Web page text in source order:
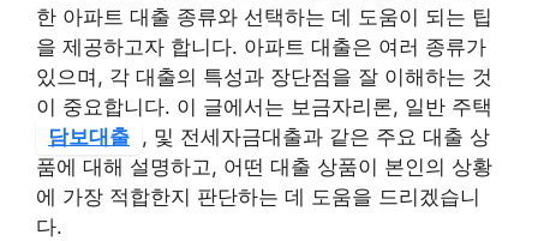
한 아파트 대출 종류와 선택하는 데 도움이 되는 팁
을 제공하고자 합니다. 아파트 대출은 여러 종류가
있으며, 각 대출의 특성과 장단점을 잘 이해하는 것
이 중요합니다. 이 글에서는 보금자리론, 일반 주택
담보대출 , 및 전세자금대출과 같은 주요 대출 상
품에 대해 설명하고, 어떤 대출 상품이 본인의 상황
에 가장 적합한지 판단하는 데 도움을 드리겠습니
다.